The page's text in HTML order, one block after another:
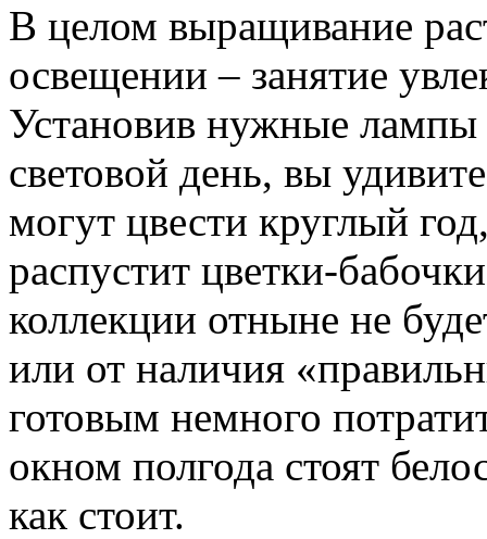
В целом выращивание
освещении – занятие
Установив нужные
световой день, вы
могут цвести круглый
распустит цветки-
коллекции отныне не
или от наличия
готовым немного
окном полгода стоят
как стоит.